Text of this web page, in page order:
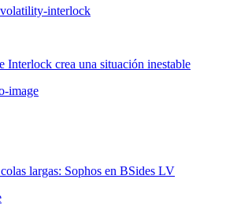
Interlock crea una situación inestable
largas: Sophos en BSides LV